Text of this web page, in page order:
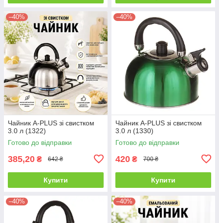
–40%
Чайник A-PLUS зі свистком
3.0 л (1322)
Готово до відправки
385,20 ₴ 642 ₴
Купити
–40%
Чайник A-PLUS зі свистком
3.0 л (1330)
Готово до відправки
420 ₴ 700 ₴
Купити
–40% –40%